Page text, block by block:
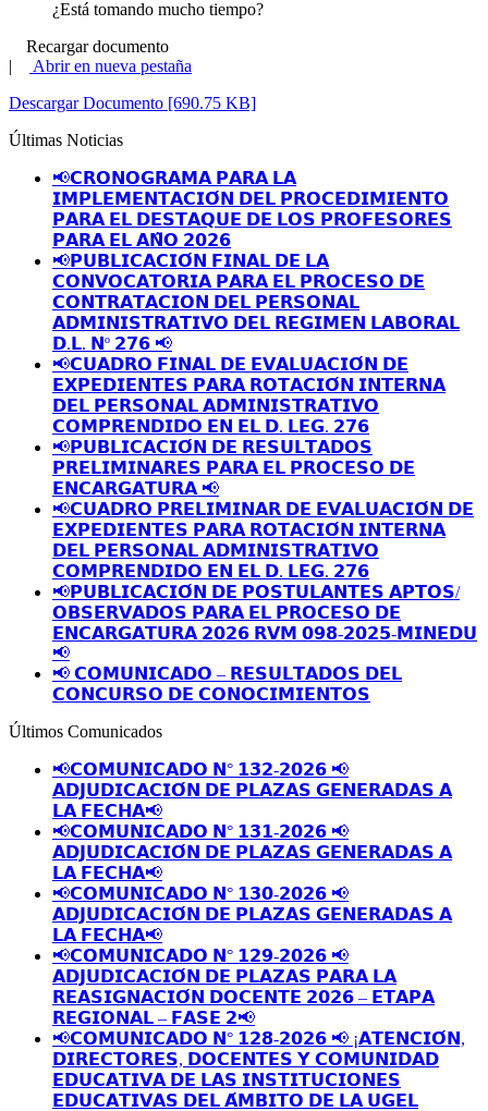
¿Está tomando mucho tiempo?
Recargar documento
|
Abrir en nueva pestaña
Descargar Documento [690.75 KB]
Últimas Noticias
📢𝗖𝗥𝗢𝗡𝗢𝗚𝗥𝗔𝗠𝗔 𝗣𝗔𝗥𝗔 𝗟𝗔
𝗜𝗠𝗣𝗟𝗘𝗠𝗘𝗡𝗧𝗔𝗖𝗜𝗢́𝗡 𝗗𝗘𝗟 𝗣𝗥𝗢𝗖𝗘𝗗𝗜𝗠𝗜𝗘𝗡𝗧𝗢
𝗣𝗔𝗥𝗔 𝗘𝗟 𝗗𝗘𝗦𝗧𝗔𝗤𝗨𝗘 𝗗𝗘 𝗟𝗢𝗦 𝗣𝗥𝗢𝗙𝗘𝗦𝗢𝗥𝗘𝗦
𝗣𝗔𝗥𝗔 𝗘𝗟 𝗔𝗡̃𝗢 𝟮𝟬𝟮𝟲
📢𝗣𝗨𝗕𝗟𝗜𝗖𝗔𝗖𝗜𝗢́𝗡 𝗙𝗜𝗡𝗔𝗟 𝗗𝗘 𝗟𝗔
𝗖𝗢𝗡𝗩𝗢𝗖𝗔𝗧𝗢𝗥𝗜𝗔 𝗣𝗔𝗥𝗔 𝗘𝗟 𝗣𝗥𝗢𝗖𝗘𝗦𝗢 𝗗𝗘
𝗖𝗢𝗡𝗧𝗥𝗔𝗧𝗔𝗖𝗜𝗢𝗡 𝗗𝗘𝗟 𝗣𝗘𝗥𝗦𝗢𝗡𝗔𝗟
𝗔𝗗𝗠𝗜𝗡𝗜𝗦𝗧𝗥𝗔𝗧𝗜𝗩𝗢 𝗗𝗘𝗟 𝗥𝗘𝗚𝗜𝗠𝗘𝗡 𝗟𝗔𝗕𝗢𝗥𝗔𝗟
𝗗.𝗟. 𝗡º 𝟮𝟳𝟲 📢
📢𝗖𝗨𝗔𝗗𝗥𝗢 𝗙𝗜𝗡𝗔𝗟 𝗗𝗘 𝗘𝗩𝗔𝗟𝗨𝗔𝗖𝗜𝗢́𝗡 𝗗𝗘
𝗘𝗫𝗣𝗘𝗗𝗜𝗘𝗡𝗧𝗘𝗦 𝗣𝗔𝗥𝗔 𝗥𝗢𝗧𝗔𝗖𝗜𝗢́𝗡 𝗜𝗡𝗧𝗘𝗥𝗡𝗔
𝗗𝗘𝗟 𝗣𝗘𝗥𝗦𝗢𝗡𝗔𝗟 𝗔𝗗𝗠𝗜𝗡𝗜𝗦𝗧𝗥𝗔𝗧𝗜𝗩𝗢
𝗖𝗢𝗠𝗣𝗥𝗘𝗡𝗗𝗜𝗗𝗢 𝗘𝗡 𝗘𝗟 𝗗. 𝗟𝗘𝗚. 𝟮𝟳𝟲
📢𝗣𝗨𝗕𝗟𝗜𝗖𝗔𝗖𝗜𝗢́𝗡 𝗗𝗘 𝗥𝗘𝗦𝗨𝗟𝗧𝗔𝗗𝗢𝗦
𝗣𝗥𝗘𝗟𝗜𝗠𝗜𝗡𝗔𝗥𝗘𝗦 𝗣𝗔𝗥𝗔 𝗘𝗟 𝗣𝗥𝗢𝗖𝗘𝗦𝗢 𝗗𝗘
𝗘𝗡𝗖𝗔𝗥𝗚𝗔𝗧𝗨𝗥𝗔 📢
📢𝗖𝗨𝗔𝗗𝗥𝗢 𝗣𝗥𝗘𝗟𝗜𝗠𝗜𝗡𝗔𝗥 𝗗𝗘 𝗘𝗩𝗔𝗟𝗨𝗔𝗖𝗜𝗢́𝗡 𝗗𝗘
𝗘𝗫𝗣𝗘𝗗𝗜𝗘𝗡𝗧𝗘𝗦 𝗣𝗔𝗥𝗔 𝗥𝗢𝗧𝗔𝗖𝗜𝗢́𝗡 𝗜𝗡𝗧𝗘𝗥𝗡𝗔
𝗗𝗘𝗟 𝗣𝗘𝗥𝗦𝗢𝗡𝗔𝗟 𝗔𝗗𝗠𝗜𝗡𝗜𝗦𝗧𝗥𝗔𝗧𝗜𝗩𝗢
𝗖𝗢𝗠𝗣𝗥𝗘𝗡𝗗𝗜𝗗𝗢 𝗘𝗡 𝗘𝗟 𝗗. 𝗟𝗘𝗚. 𝟮𝟳𝟲
📢𝗣𝗨𝗕𝗟𝗜𝗖𝗔𝗖𝗜𝗢́𝗡 𝗗𝗘 𝗣𝗢𝗦𝗧𝗨𝗟𝗔𝗡𝗧𝗘𝗦 𝗔𝗣𝗧𝗢𝗦/
𝗢𝗕𝗦𝗘𝗥𝗩𝗔𝗗𝗢𝗦 𝗣𝗔𝗥𝗔 𝗘𝗟 𝗣𝗥𝗢𝗖𝗘𝗦𝗢 𝗗𝗘
𝗘𝗡𝗖𝗔𝗥𝗚𝗔𝗧𝗨𝗥𝗔 𝟮𝟬𝟮𝟲 𝗥𝗩𝗠 𝟬𝟵𝟴-𝟮𝟬𝟮𝟱-𝗠𝗜𝗡𝗘𝗗𝗨
📢
📢 𝗖𝗢𝗠𝗨𝗡𝗜𝗖𝗔𝗗𝗢 – 𝗥𝗘𝗦𝗨𝗟𝗧𝗔𝗗𝗢𝗦 𝗗𝗘𝗟
𝗖𝗢𝗡𝗖𝗨𝗥𝗦𝗢 𝗗𝗘 𝗖𝗢𝗡𝗢𝗖𝗜𝗠𝗜𝗘𝗡𝗧𝗢𝗦
Últimos Comunicados
📢𝗖𝗢𝗠𝗨𝗡𝗜𝗖𝗔𝗗𝗢 𝗡° 𝟭𝟯𝟮-𝟮𝟬𝟮𝟲 📢
𝗔𝗗𝗝𝗨𝗗𝗜𝗖𝗔𝗖𝗜𝗢́𝗡 𝗗𝗘 𝗣𝗟𝗔𝗭𝗔𝗦 𝗚𝗘𝗡𝗘𝗥𝗔𝗗𝗔𝗦 𝗔
𝗟𝗔 𝗙𝗘𝗖𝗛𝗔📢
📢𝗖𝗢𝗠𝗨𝗡𝗜𝗖𝗔𝗗𝗢 𝗡° 𝟭𝟯𝟭-𝟮𝟬𝟮𝟲 📢
𝗔𝗗𝗝𝗨𝗗𝗜𝗖𝗔𝗖𝗜𝗢́𝗡 𝗗𝗘 𝗣𝗟𝗔𝗭𝗔𝗦 𝗚𝗘𝗡𝗘𝗥𝗔𝗗𝗔𝗦 𝗔
𝗟𝗔 𝗙𝗘𝗖𝗛𝗔📢
📢𝗖𝗢𝗠𝗨𝗡𝗜𝗖𝗔𝗗𝗢 𝗡° 𝟭𝟯𝟬-𝟮𝟬𝟮𝟲 📢
𝗔𝗗𝗝𝗨𝗗𝗜𝗖𝗔𝗖𝗜𝗢́𝗡 𝗗𝗘 𝗣𝗟𝗔𝗭𝗔𝗦 𝗚𝗘𝗡𝗘𝗥𝗔𝗗𝗔𝗦 𝗔
𝗟𝗔 𝗙𝗘𝗖𝗛𝗔📢
📢𝗖𝗢𝗠𝗨𝗡𝗜𝗖𝗔𝗗𝗢 𝗡° 𝟭𝟮𝟵-𝟮𝟬𝟮𝟲 📢
𝗔𝗗𝗝𝗨𝗗𝗜𝗖𝗔𝗖𝗜𝗢́𝗡 𝗗𝗘 𝗣𝗟𝗔𝗭𝗔𝗦 𝗣𝗔𝗥𝗔 𝗟𝗔
𝗥𝗘𝗔𝗦𝗜𝗚𝗡𝗔𝗖𝗜𝗢́𝗡 𝗗𝗢𝗖𝗘𝗡𝗧𝗘 𝟮𝟬𝟮𝟲 – 𝗘𝗧𝗔𝗣𝗔
𝗥𝗘𝗚𝗜𝗢𝗡𝗔𝗟 – 𝗙𝗔𝗦𝗘 𝟮📢
📢𝗖𝗢𝗠𝗨𝗡𝗜𝗖𝗔𝗗𝗢 𝗡° 𝟭𝟮𝟴-𝟮𝟬𝟮𝟲 📢 ¡𝗔𝗧𝗘𝗡𝗖𝗜𝗢́𝗡,
𝗗𝗜𝗥𝗘𝗖𝗧𝗢𝗥𝗘𝗦, 𝗗𝗢𝗖𝗘𝗡𝗧𝗘𝗦 𝗬 𝗖𝗢𝗠𝗨𝗡𝗜𝗗𝗔𝗗
𝗘𝗗𝗨𝗖𝗔𝗧𝗜𝗩𝗔 𝗗𝗘 𝗟𝗔𝗦 𝗜𝗡𝗦𝗧𝗜𝗧𝗨𝗖𝗜𝗢𝗡𝗘𝗦
𝗘𝗗𝗨𝗖𝗔𝗧𝗜𝗩𝗔𝗦 𝗗𝗘𝗟 𝗔́𝗠𝗕𝗜𝗧𝗢 𝗗𝗘 𝗟𝗔 𝗨𝗚𝗘𝗟